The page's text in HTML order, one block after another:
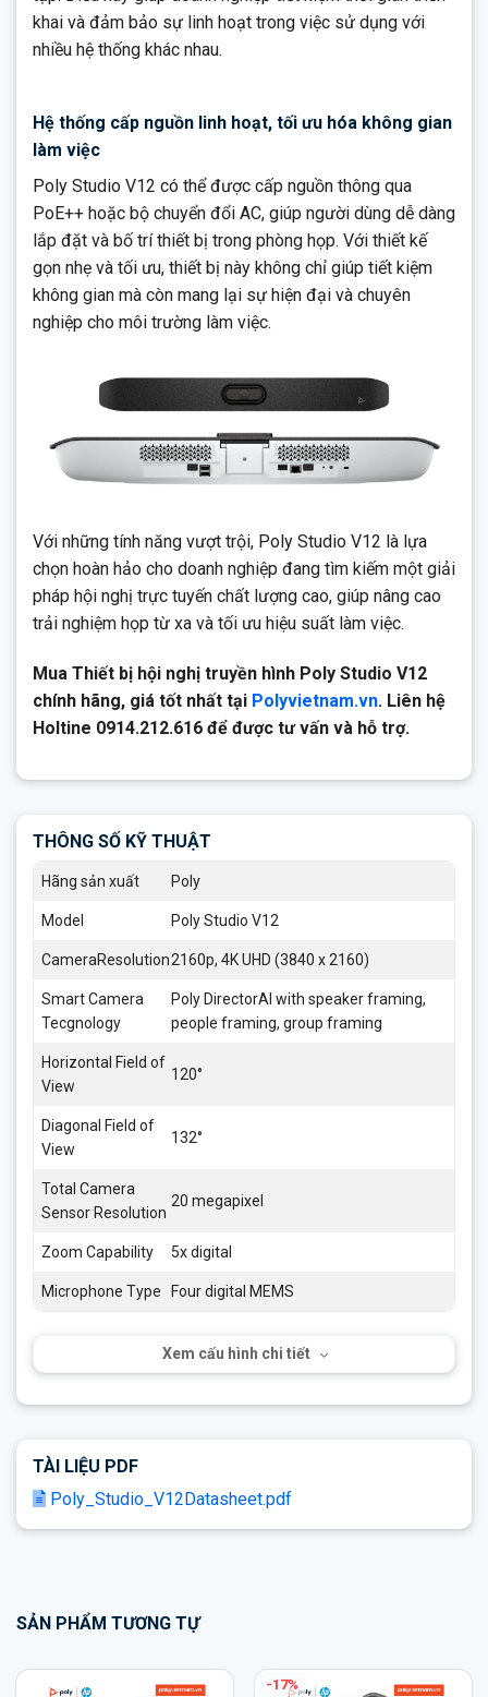
khai và đảm bảo sự linh hoạt trong việc sử dụng với
nhiều hệ thống khác nhau.
Hệ thống cấp nguồn linh hoạt, tối ưu hóa không gian
làm việc
Poly Studio V12 có thể được cấp nguồn thông qua
PoE++ hoặc bộ chuyển đổi AC, giúp người dùng dễ dàng
lắp đặt và bố trí thiết bị trong phòng họp. Với thiết kế
gọn nhẹ và tối ưu, thiết bị này không chỉ giúp tiết kiệm
không gian mà còn mang lại sự hiện đại và chuyên
nghiệp cho môi trường làm việc.
Với những tính năng vượt trội, Poly Studio V12 là lựa
chọn hoàn hảo cho doanh nghiệp đang tìm kiếm một giải
pháp hội nghị trực tuyến chất lượng cao, giúp nâng cao
trải nghiệm họp từ xa và tối ưu hiệu suất làm việc.
Mua Thiết bị hội nghị truyền hình Poly Studio V12
chính hãng, giá tốt nhất tại Polyvietnam.vn. Liên hệ
Holtine 0914.212.616 để được tư vấn và hỗ trợ.
THÔNG SỐ KỸ THUẬT
Hãng sản xuất Poly
Model Poly Studio V12
CameraResolution2160p, 4K UHD (3840 x 2160)
Smart Camera
Tecgnology
Poly DirectorAI with speaker framing,
people framing, group framing
Horizontal Field of
View
120°
Diagonal Field of
View
132°
Total Camera
Sensor Resolution
20 megapixel
Zoom Capability 5x digital
Microphone Type Four digital MEMS
Xem cấu hình chi tiết
TÀI LIỆU PDF
Poly_Studio_V12Datasheet.pdf
SẢN PHẨM TƯƠNG TỰ
-34%